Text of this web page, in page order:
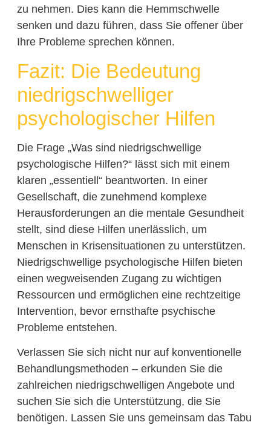
zu nehmen. Dies kann die Hemmschwelle
senken und dazu führen, dass Sie offener über
Ihre Probleme sprechen können.
Fazit: Die Bedeutung
niedrigschwelliger
psychologischer Hilfen
Die Frage „Was sind niedrigschwellige
psychologische Hilfen?“ lässt sich mit einem
klaren „essentiell“ beantworten. In einer
Gesellschaft, die zunehmend komplexe
Herausforderungen an die mentale Gesundheit
stellt, sind diese Hilfen unerlässlich, um
Menschen in Krisensituationen zu unterstützen.
Niedrigschwellige psychologische Hilfen bieten
einen wegweisenden Zugang zu wichtigen
Ressourcen und ermöglichen eine rechtzeitige
Intervention, bevor ernsthafte psychische
Probleme entstehen.
Verlassen Sie sich nicht nur auf konventionelle
Behandlungsmethoden – erkunden Sie die
zahlreichen niedrigschwelligen Angebote und
suchen Sie sich die Unterstützung, die Sie
benötigen. Lassen Sie uns gemeinsam das Tabu